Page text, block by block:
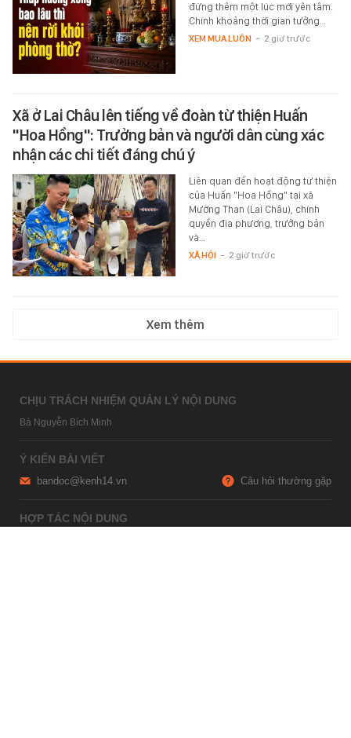
đứng thêm một lúc mới yên tâm.
Chính khoảng thời gian tưởng…
XEM MUA LUÔN - 2 giờ trước
Xã ở Lai Châu lên tiếng về đoàn từ thiện Huấn
"Hoa Hồng": Trưởng bản và người dân cùng xác
nhận các chi tiết đáng chú ý
Liên quan đến hoạt động từ thiện
của Huấn "Hoa Hồng" tại xã
Mường Than (Lai Châu), chính
quyền địa phương, trưởng bản
và…
XÃ HỘI - 2 giờ trước
Xem thêm
CHỊU TRÁCH NHIỆM QUẢN LÝ NỘI DUNG
Bà Nguyễn Bích Minh
Ý KIẾN BÀI VIẾT
bandoc@kenh14.vn Câu hỏi thường gặp
HỢP TÁC NỘI DUNG